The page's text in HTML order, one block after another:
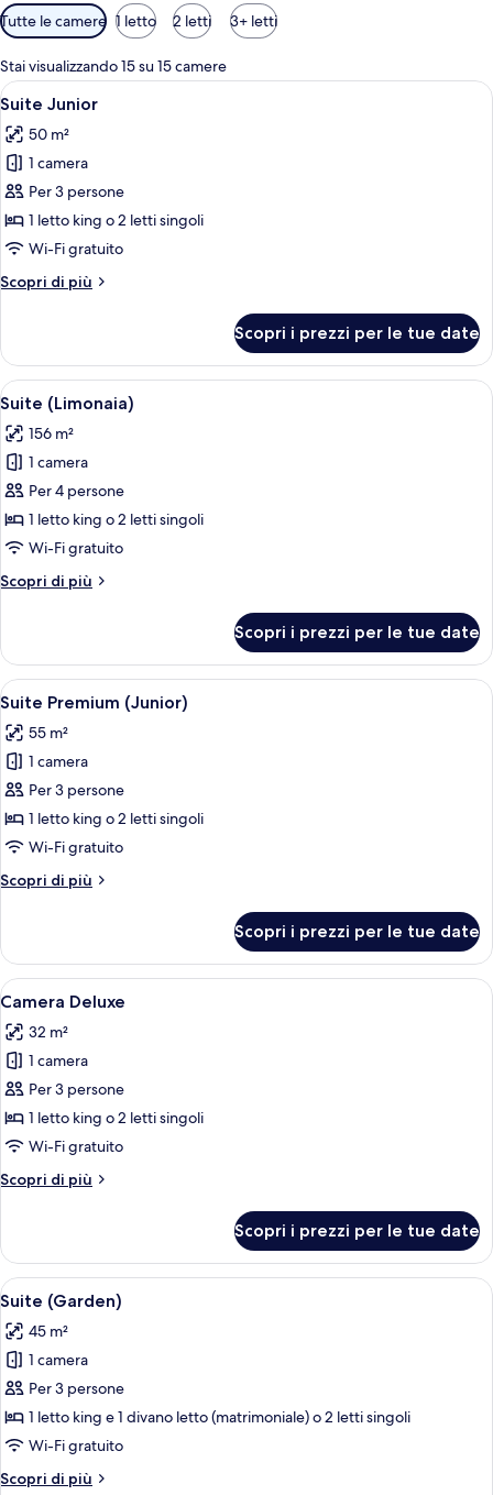
Filtri
disponibili
per
le
camere
Tutte le camere 1 letto 2 letti 3+ letti
Stai visualizzando 15 su 15 camere
Apri
tutte
le
foto
per
Suite
Junior
Una camera da letto con un letto
11
Suite Junior
50 m²
1 camera
Per 3 persone
1 letto king o 2 letti singoli
Wi-Fi gratuito
Scopri di più
Altri
Junior
Scopri i prezzi per le tue date
Apri
tutte
le
foto
per
Suite
(Limonaia)
Una camera da letto con un letto
20
Suite (Limonaia)
156 m²
1 camera
Per 4 persone
1 letto king o 2 letti singoli
Wi-Fi gratuito
Scopri di più
Altri
(Limonaia)
Scopri i prezzi per le tue date
Apri
tutte
le
foto
per
Suite
Premium
Una camera d'albergo con un letto,
5
Suite Premium (Junior)
55 m²
1 camera
Per 3 persone
1 letto king o 2 letti singoli
Wi-Fi gratuito
Scopri di più
Altri
Premium
(Junior)
Scopri i prezzi per le tue date
Apri
tutte
le
foto
per
Camera
Deluxe
Una camera d'hotel con un letto
2
Camera Deluxe
32 m²
1 camera
Per 3 persone
1 letto king o 2 letti singoli
Wi-Fi gratuito
Scopri di più
Altri
Deluxe
Scopri i prezzi per le tue date
Apri
tutte
le
foto
per
Suite
(Garden)
Una camera d'albergo con un letto
7
Suite (Garden)
45 m²
1 camera
Per 3 persone
1 letto king e 1 divano letto (matrimoniale) o 2 letti singoli
Wi-Fi gratuito
Scopri di più
Altri